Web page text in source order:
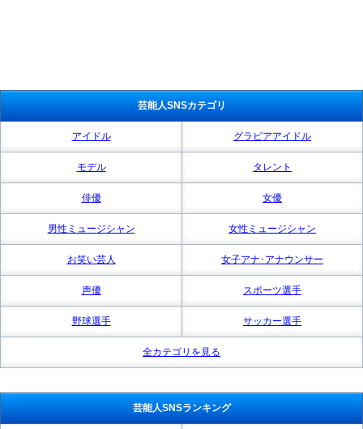
芸能人SNSカテゴリ
アイドル グラビアアイドル
モデル タレント
俳優 女優
男性ミュージシャン 女性ミュージシャン
お笑い芸人 女子アナ･アナウンサー
声優 スポーツ選手
野球選手 サッカー選手
全カテゴリを見る
芸能人SNSランキング